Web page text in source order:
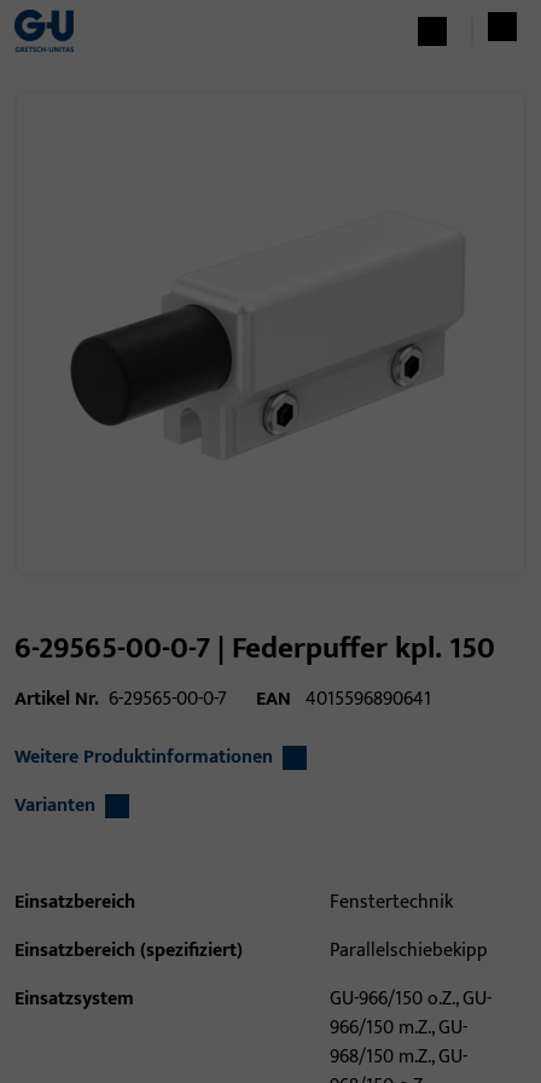
6-29565-00-0-7 | Federpuffer kpl. 150
Artikel Nr. 6-29565-00-0-7 EAN 4015596890641
Weitere Produktinformationen
Varianten
Einsatzbereich
Fenstertechnik
Einsatzbereich (spezifiziert)
Parallelschiebekipp
Einsatzsystem
GU-966/150 o.Z., GU-
966/150 m.Z., GU-
968/150 m.Z., GU-